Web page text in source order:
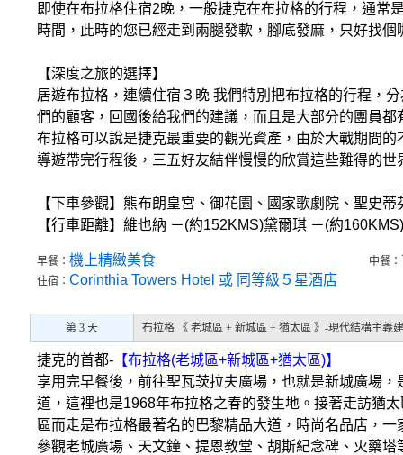
即使在布拉格住宿2晚，一般捷克在布拉格的行程，通
時間，此時的您已經走到兩腿發軟，腳底發麻，只好找
【深度之旅的選擇】
居遊布拉格，連續住宿３晚 我們特別把布拉格的行程，
們的顧客，回國後給我們的建議，而且是大部分的團員
布拉格可以說是捷克最重要的觀光資產，由於大戰期間
導遊帶完行程後，三五好友結伴慢慢的欣賞這些難得的
【下車參觀】熊布朗皇宮、御花園、國家歌劇院、聖史
【行車距離】維也納 －(約152KMS)黛爾琪 －(約
早餐： 機上精緻美食 中餐：
住宿： Corinthia Towers Hotel 或 同等級５星酒店
第 3 天 布拉格 《 老城區 + 新城區 + 猶太區 》-現代結構主義
捷克的首都- 【布拉格(老城區+新城區+猶太區)】
享用完早餐後，前往聖瓦茨拉夫廣場，也就是新城廣場
道，這裡也是1968年布拉格之春的發生地。接著走訪猶
區而走是布拉格最著名的巴黎精品大道，時尚名品店，
參觀老城廣場、天文鐘、提恩教堂、胡斯紀念碑、火藥